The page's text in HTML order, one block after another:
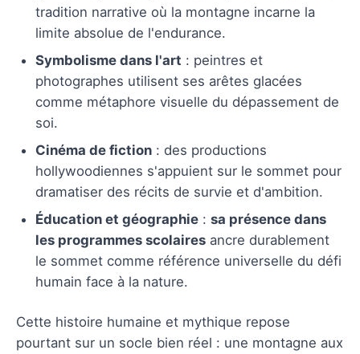
tradition narrative où la montagne incarne la
limite absolue de l'endurance.
Symbolisme dans l'art : peintres et
photographes utilisent ses arêtes glacées
comme métaphore visuelle du dépassement de
soi.
Cinéma de fiction : des productions
hollywoodiennes s'appuient sur le sommet pour
dramatiser des récits de survie et d'ambition.
Éducation et géographie : sa présence dans
les programmes scolaires ancre durablement
le sommet comme référence universelle du défi
humain face à la nature.
Cette histoire humaine et mythique repose
pourtant sur un socle bien réel : une montagne aux